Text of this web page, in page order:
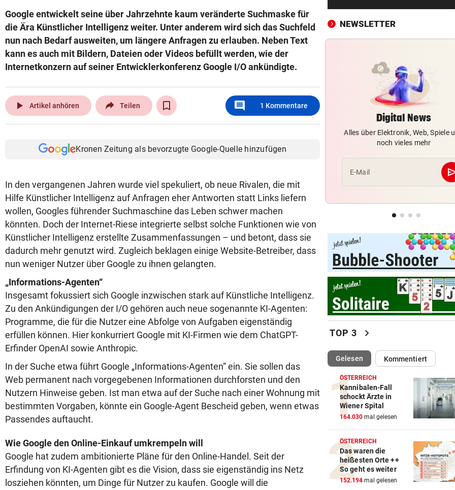
Google entwickelt seine über Jahrzehnte kaum veränderte Suchmaske für
die Ära Künstlicher Intelligenz weiter. Unter anderem wird sich das Suchfeld
nun nach Bedarf ausweiten, um längere Anfragen zu erlauben. Neben Text
kann es auch mit Bildern, Dateien oder Videos befüllt werden, wie der
Internetkonzern auf seiner Entwicklerkonferenz Google I/O ankündigte.
play_arrow Artikel anhören Teilen comment 1 Kommentare
Kronen Zeitung als bevorzugte Google-Quelle hinzufügen
In den vergangenen Jahren wurde viel spekuliert, ob neue Rivalen, die mit
Hilfe Künstlicher Intelligenz auf Anfragen eher Antworten statt Links liefern
wollen, Googles führender Suchmaschine das Leben schwer machen
könnten. Doch der Internet-Riese integrierte selbst solche Funktionen wie von
Künstlicher Intelligenz erstellte Zusammenfassungen – und betont, dass sie
dadurch mehr genutzt wird. Zugleich beklagen einige Website-Betreiber, dass
nun weniger Nutzer über Google zu ihnen gelangten.
„Informations-Agenten“
Insgesamt fokussiert sich Google inzwischen stark auf Künstliche Intelligenz.
Zu den Ankündigungen der I/O gehören auch neue sogenannte KI-Agenten:
Programme, die für die Nutzer eine Abfolge von Aufgaben eigenständig
erfüllen können. Hier konkurriert Google mit KI-Firmen wie dem ChatGPT-
Erfinder OpenAI sowie Anthropic.
In der Suche etwa führt Google „Informations-Agenten“ ein. Sie sollen das
Web permanent nach vorgegebenen Informationen durchforsten und den
Nutzern Hinweise geben. Ist man etwa auf der Suche nach einer Wohnung mit
bestimmten Vorgaben, könnte ein Google-Agent Bescheid geben, wenn etwas
Passendes auftaucht.
Wie Google den Online-Einkauf umkrempeln will
Google hat zudem ambitionierte Pläne für den Online-Handel. Seit der
Erfindung von KI-Agenten gibt es die Vision, dass sie eigenständig ins Netz
losziehen könnten, um Dinge für Nutzer zu kaufen. Google will die
„SOS-Kinderdorf“
MANNINGER UNFALLSTELLE
„Wir sind froh, aber Alex
PROJEKT IN OHLSDORF
19 Hektar Wald gerodet:
jetzt ungültig?
„KRONE“-KOMMENTAR
Liebe Regierung, das ist jetzt
genug heiße Luft!
BIS 500 EURO GELDBUSSE vor
Wasser wird knapp: Jetzt
ANRUF IN MAFIA-MANIER
ORF-Stiftungsrat
CONFERENCE LEAGUE vor
LIVE ab 18 Uhr: Rapid muss
auswärts bei Paide ran
CONFERENCE LEAGUE vor
LIVE ab 19.30 Uhr: Beitar
Jerusalem gegen Austria!
EUROPA-LEAGUE-TICKER
LIVE ab 19 Uhr: Red Bull
gegen FC Pafos!
DAS SAGT STURM-COACH vor
Charakterprobe! „Das
die Mannschaft“
TRUMP BESCHIMPFT IHN vor
Israelkritischer Demokrat
triumphiert bei Vorwahl
NEWSLETTER
Digital News
Alles über Elektronik, Web, Spiele
noch vieles mehr
E-Mail
TOP 3 chevron_right
Gelesen(ausgewählt)Kommentiert
ÖSTERREICH
Kannibalen-Fall
schockt Ärzte in
Wiener Spital
164.030 mal gelesen
ÖSTERREICH
Das waren die
heißesten Orte ++
So geht es weiter
152.194 mal gelesen